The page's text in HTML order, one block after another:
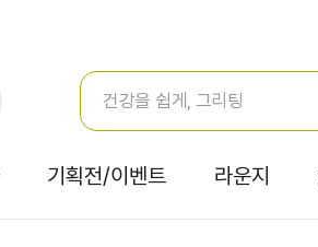
기획전/이벤트 라운지